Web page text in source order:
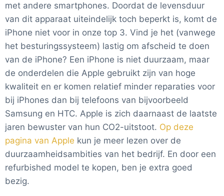
met andere smartphones. Doordat de levensduur
van dit apparaat uiteindelijk toch beperkt is, komt de
iPhone niet voor in onze top 3. Vind je het (vanwege
het besturingssysteem) lastig om afscheid te doen
van de iPhone? Een iPhone is niet duurzaam, maar
de onderdelen die Apple gebruikt zijn van hoge
kwaliteit en er komen relatief minder reparaties voor
bij iPhones dan bij telefoons van bijvoorbeeld
Samsung en HTC. Apple is zich daarnaast de laatste
jaren bewuster van hun CO2-uitstoot. Op deze
pagina van Apple kun je meer lezen over de
duurzaamheidsambities van het bedrijf. En door een
refurbished model te kopen, ben je extra goed
bezig.